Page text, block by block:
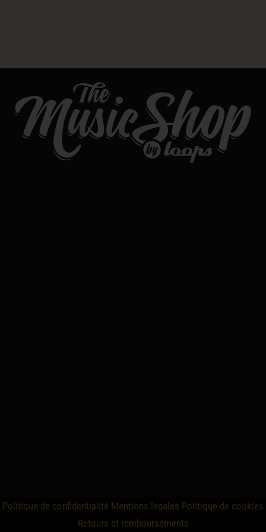
Politique de confidentialité Mentions legales Politique de cookies
Retours et remboursements